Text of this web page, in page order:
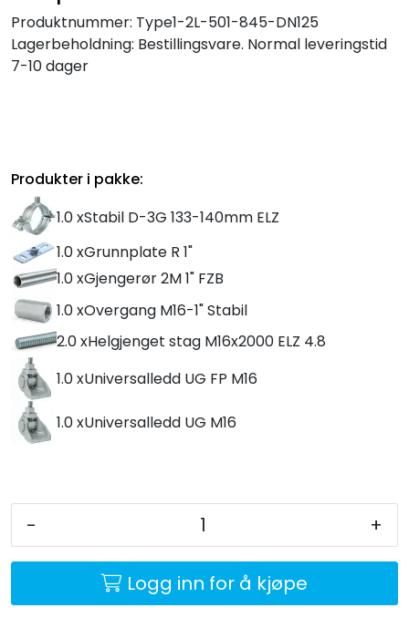
Produktnummer: Type1-2L-501-845-DN125
Lagerbeholdning: Bestillingsvare. Normal leveringstid
7-10 dager
Produkter i pakke:
1.0 xStabil D-3G 133-140mm ELZ
1.0 xGrunnplate R 1"
1.0 xGjengerør 2M 1" FZB
1.0 xOvergang M16-1" Stabil
2.0 xHelgjenget stag M16x2000 ELZ 4.8
1.0 xUniversalledd UG FP M16
1.0 xUniversalledd UG M16
- +
Logg inn for å kjøpe